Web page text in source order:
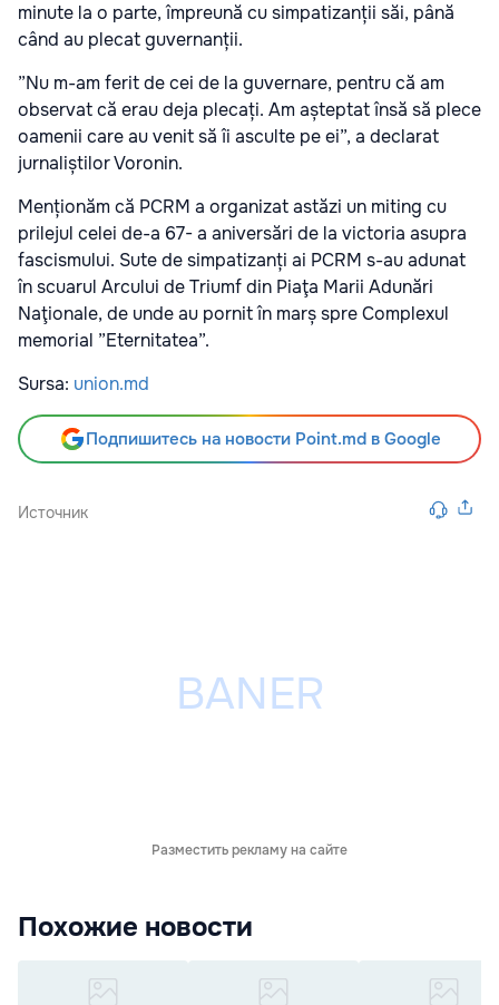
minute la o parte, împreună cu simpatizanții săi, până
când au plecat guvernanții.
”Nu m-am ferit de cei de la guvernare, pentru că am
observat că erau deja plecați. Am așteptat însă să plece
oamenii care au venit să îi asculte pe ei”, a declarat
jurnaliștilor Voronin.
Menționăm că PCRM a organizat astăzi un miting cu
prilejul celei de-a 67- a aniversări de la victoria asupra
fascismului. Sute de simpatizanți ai PCRM s-au adunat
în scuarul Arcului de Triumf din Piaţa Marii Adunări
Naţionale, de unde au pornit în marș spre Complexul
memorial ”Eternitatea”.
Sursa: union.md
Подпишитесь на новости Point.md в Google
Источник
Разместить рекламу на сайте
Похожие новости